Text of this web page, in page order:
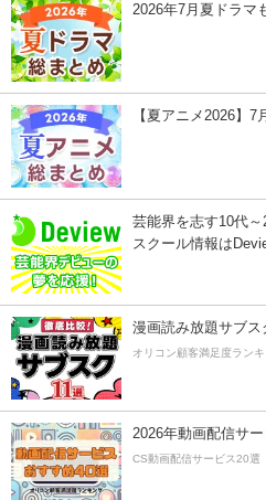
2026年7月夏ドラマ
【夏アニメ2026】
芸能界を志す10代
スクール情報は
漫画読み放題サブス
オリコン顧客満足度ラン
2026年動画配信サ
CS動画配信サービス20選